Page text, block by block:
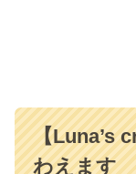
【Luna’s
わえます